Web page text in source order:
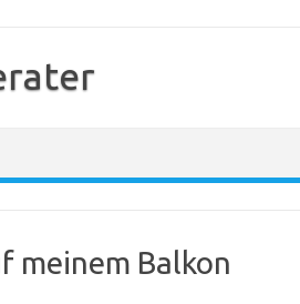
meinem Balkon